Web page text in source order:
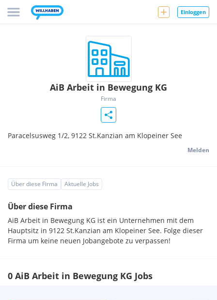
Einloggen
AiB Arbeit in Bewegung KG
Firma
Paracelsusweg 1/2, 9122 St.Kanzian am Klopeiner See
Melden
Über diese Firma Aktuelle Jobs
Über diese Firma
AiB Arbeit in Bewegung KG ist ein Unternehmen mit dem
Hauptsitz in 9122 St.Kanzian am Klopeiner See. Folge dieser
Firma um keine neuen Jobangebote zu verpassen!
0 AiB Arbeit in Bewegung KG Jobs